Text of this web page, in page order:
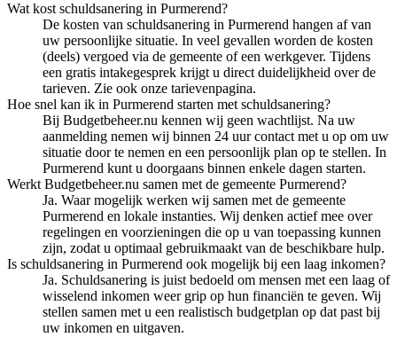
Wat kost schuldsanering in Purmerend?
De kosten van schuldsanering in Purmerend hangen af van
uw persoonlijke situatie. In veel gevallen worden de kosten
(deels) vergoed via de gemeente of een werkgever. Tijdens
een gratis intakegesprek krijgt u direct duidelijkheid over de
tarieven. Zie ook onze tarievenpagina.
Hoe snel kan ik in Purmerend starten met schuldsanering?
Bij Budgetbeheer.nu kennen wij geen wachtlijst. Na uw
aanmelding nemen wij binnen 24 uur contact met u op om uw
situatie door te nemen en een persoonlijk plan op te stellen. In
Purmerend kunt u doorgaans binnen enkele dagen starten.
Werkt Budgetbeheer.nu samen met de gemeente Purmerend?
Ja. Waar mogelijk werken wij samen met de gemeente
Purmerend en lokale instanties. Wij denken actief mee over
regelingen en voorzieningen die op u van toepassing kunnen
zijn, zodat u optimaal gebruikmaakt van de beschikbare hulp.
Is schuldsanering in Purmerend ook mogelijk bij een laag inkomen?
Ja. Schuldsanering is juist bedoeld om mensen met een laag of
wisselend inkomen weer grip op hun financiën te geven. Wij
stellen samen met u een realistisch budgetplan op dat past bij
uw inkomen en uitgaven.